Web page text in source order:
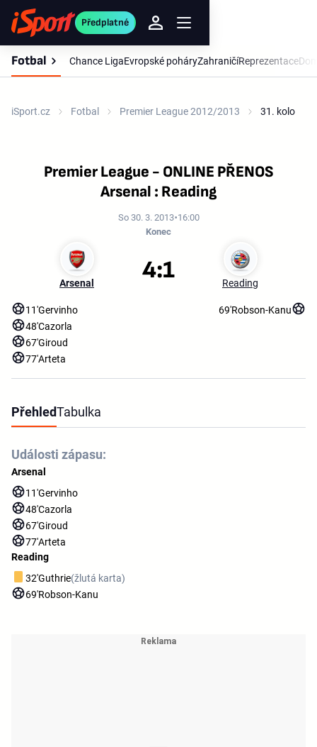
Předplatné
Fotbal Chance LigaEvropské poháryZahraničíReprezentace
iSport.cz Fotbal Premier League 2012/2013 31. kolo
Premier League - ONLINE PŘENOS
Arsenal : Reading
So 30. 3. 2013 16:00
Konec
Arsenal Reading
4:1
11'Gervinho
48'Cazorla
67'Giroud
77'Arteta
69'Robson-Kanu
PřehledTabulka
Události zápasu:
Arsenal
11'Gervinho
48'Cazorla
67'Giroud
77'Arteta
Reading
32'Guthrie(žlutá karta)
69'Robson-Kanu